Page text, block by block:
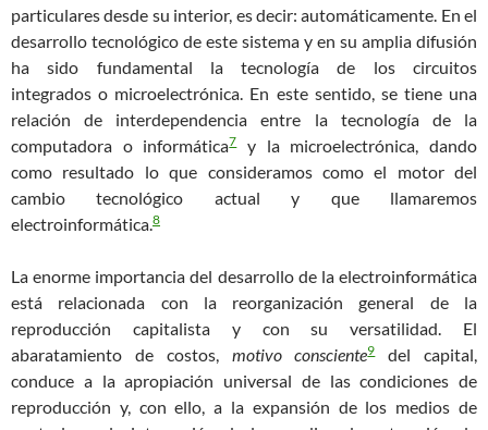
particulares desde su interior, es decir: automáticamente. En el
desarrollo tecnológico de este sistema y en su amplia difusión
ha sido fundamental la tecnología de los circuitos
integrados o microelectrónica. En este sentido, se tiene una
relación de interdependencia entre la tecnología de la
computadora o informática7y la microelectrónica, dando
como resultado lo que consideramos como el motor del
cambio tecnológico actual y que llamaremos
electroinformática.8
La enorme importancia del desarrollo de la electroinformática
está relacionada con la reorganización general de la
reproducción capitalista y con su versatilidad. El
abaratamiento de costos,motivo consciente9del capital,
conduce a la apropiación universal de las condiciones de
reproducción y, con ello, a la expansión de los medios de